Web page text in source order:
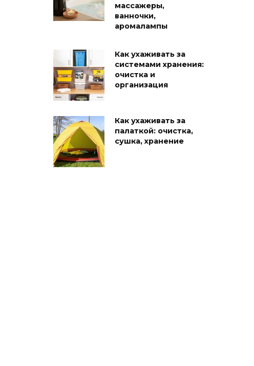
массажеры,
ванночки,
аромалампы
Как ухаживать за
системами хранения:
очистка и
организация
Как ухаживать за
палаткой: очистка,
сушка, хранение